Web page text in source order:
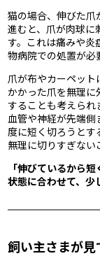
猫の場合、伸びた爪
進むと、爪が肉球に
す。これは痛みや炎
物病院での処置が必
爪が布やカーペット
かかった爪を無理に
することも考えられ
血管や神経が先端
度に短く切ろうとす
無理に切りすぎない
「伸びているから
状態に合わせて、少
飼い主さまが見